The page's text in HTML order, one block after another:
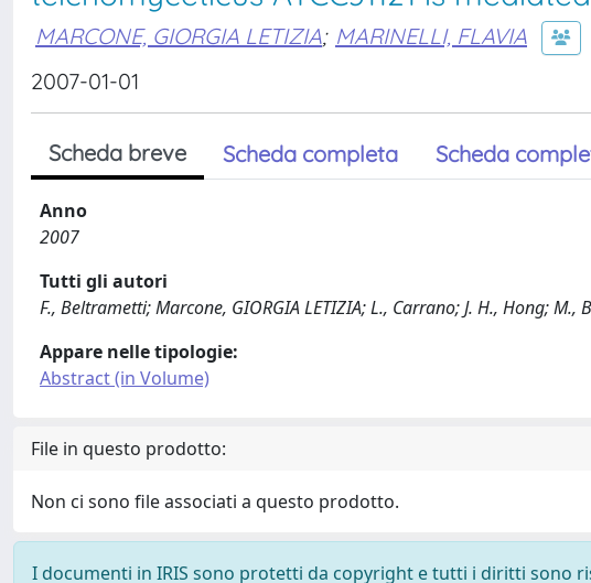
MARCONE, GIORGIA LETIZIA; MARINELLI, FLAVIA
2007-01-01
Scheda breve Scheda completa Scheda
Anno
2007
Tutti gli autori
F., Beltrametti; Marcone, GIORGIA LETIZIA; L., Carrano; J. H., Hong;
Appare nelle tipologie:
Abstract (in Volume)
File in questo prodotto:
Non ci sono file associati a questo prodotto.
I documenti in IRIS sono protetti da copyright e tutti i diritti sono